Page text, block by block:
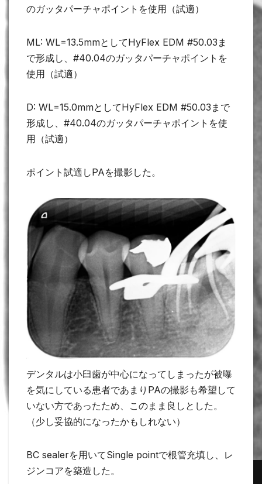
のガッタパーチャポイントを使用（試適）
ML: WL=13.5mmとしてHyFlex EDM #50.03ま
で形成し、#40.04のガッタパーチャポイントを
使用（試適）
D: WL=15.0mmとしてHyFlex EDM #50.03まで
形成し、#40.04のガッタパーチャポイントを使
用（試適）
ポイント試適しPAを撮影した。
デンタルは小臼歯が中心になってしまったが被曝
を気にしている患者であまりPAの撮影も希望して
いない方であったため、このまま良しとした。
（少し妥協的になったかもしれない）
BC sealerを用いてSingle pointで根管充填し、レ
ジンコアを築造した。